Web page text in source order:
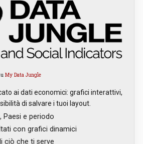
My Data Jungle
ai dati economici: grafici interattivi,
di salvare i tuoi layout.
Paesi e periodo
con grafici dinamici
ciò che ti serve